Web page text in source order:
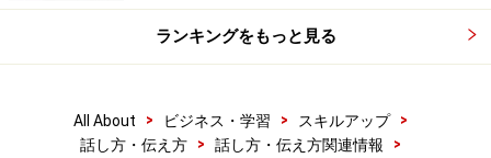
ランキングをもっと見る
All About > ビジネス・学習 > スキルアップ
>
話し方・伝え方
> 話し方・伝え方関連情報
>